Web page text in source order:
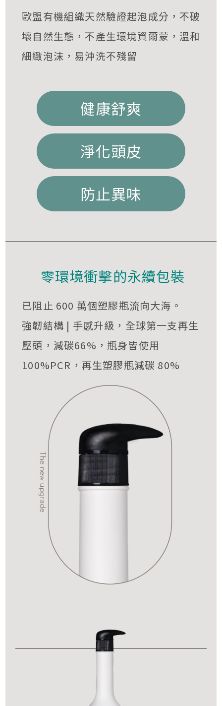
歐盟有機組織天然驗證起泡成分，不破
壞自然生態，不產生環境資爾蒙，溫和
細緻泡沫，易沖洗不殘留
健康舒爽
淨化頭皮
防止異味
零環境衝擊的永續包裝
已阻止 600 萬個塑膠瓶流向大海。
強韌結構 | 手感升級，全球第一支再生
壓頭，減碳66%，瓶身皆使用
100%PCR，再生塑膠瓶減碳 80%